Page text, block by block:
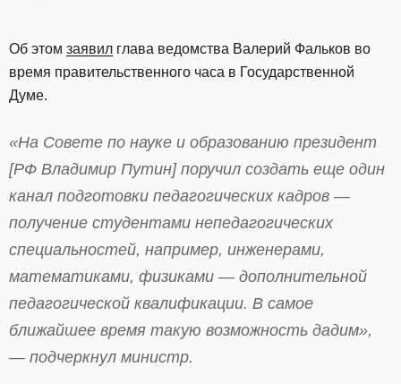
Об этом заявил глава ведомства Валерий Фальков во
время правительственного часа в Государственной
Думе.
«На Совете по науке и образованию президент
[РФ Владимир Путин] поручил создать еще один
канал подготовки педагогических кадров —
получение студентами непедагогических
специальностей, например, инженерами,
математиками, физиками — дополнительной
педагогической квалификации. В самое
ближайшее время такую возможность дадим»,
— подчеркнул министр.